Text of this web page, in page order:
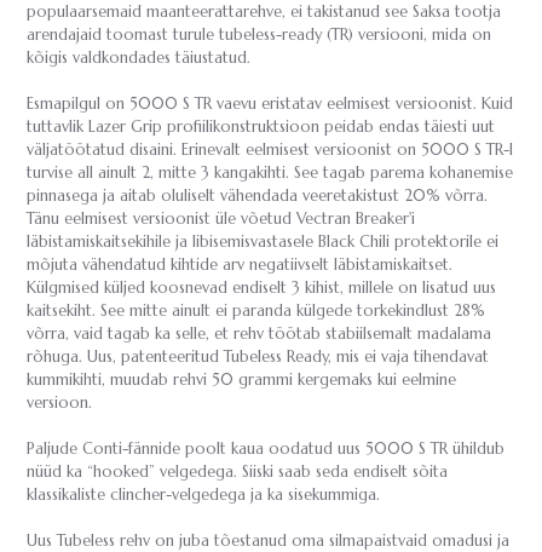
populaarsemaid maanteerattarehve, ei takistanud see Saksa tootja
arendajaid toomast turule tubeless-ready (TR) versiooni, mida on
kõigis valdkondades täiustatud.
Esmapilgul on 5000 S TR vaevu eristatav eelmisest versioonist. Kuid
tuttavlik Lazer Grip profiilikonstruktsioon peidab endas täiesti uut
väljatöötatud disaini. Erinevalt eelmisest versioonist on 5000 S TR-l
turvise all ainult 2, mitte 3 kangakihti. See tagab parema kohanemise
pinnasega ja aitab oluliselt vähendada veeretakistust 20% võrra.
Tänu eelmisest versioonist üle võetud Vectran Breaker'i
läbistamiskaitsekihile ja libisemisvastasele Black Chili protektorile ei
mõjuta vähendatud kihtide arv negatiivselt läbistamiskaitset.
Külgmised küljed koosnevad endiselt 3 kihist, millele on lisatud uus
kaitsekiht. See mitte ainult ei paranda külgede torkekindlust 28%
võrra, vaid tagab ka selle, et rehv töötab stabiilsemalt madalama
rõhuga. Uus, patenteeritud Tubeless Ready, mis ei vaja tihendavat
kummikihti, muudab rehvi 50 grammi kergemaks kui eelmine
versioon.
Paljude Conti-fännide poolt kaua oodatud uus 5000 S TR ühildub
nüüd ka “hooked” velgedega. Siiski saab seda endiselt sõita
klassikaliste clincher-velgedega ja ka sisekummiga.
Uus Tubeless rehv on juba tõestanud oma silmapaistvaid omadusi ja